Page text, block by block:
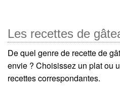
Les recettes de
De quel genre de recette de
envie ? Choisissez un plat ou
recettes correspondantes.